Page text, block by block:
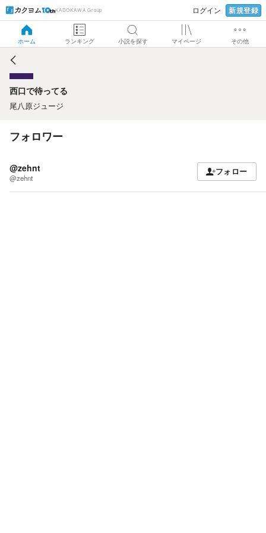
KADOKAWA Group ログイン 新規登録
ホーム ランキング 小説を探す マイページ その他
西口で待ってる
西口で待ってる
尾八原ジュージ
フォロワー
@zehnt
@zehnt
フォロー